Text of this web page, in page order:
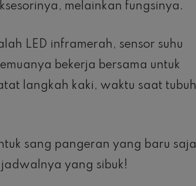
melainkan fungsinya.
LED inframerah, sensor suhu
bekerja bersama untuk
langkah kaki, waktu saat tubuh
sang pangeran yang baru saja
yang sibuk!